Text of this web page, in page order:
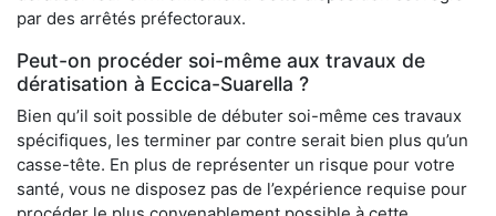
par des arrêtés préfectoraux.
Peut-on procéder soi-même aux travaux de
dératisation à Eccica-Suarella ?
Bien qu’il soit possible de débuter soi-même ces travaux
spécifiques, les terminer par contre serait bien plus qu’un
casse-tête. En plus de représenter un risque pour votre
santé, vous ne disposez pas de l’expérience requise pour